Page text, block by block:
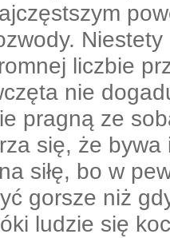
liczbie
nie
pragną ze
się, że
siłę, bo w
gorsze niż
ludzie się